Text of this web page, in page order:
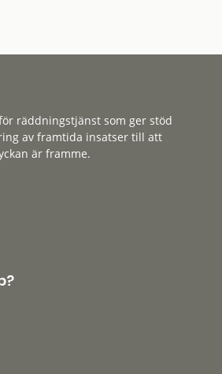
räddningstjänst som ger stöd
av framtida insatser till att
är framme.